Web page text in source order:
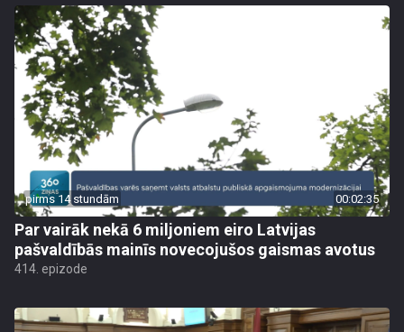
pirms 14 stundām 00:02:35
Par vairāk nekā 6 miljoniem eiro Latvijas
pašvaldībās mainīs novecojušos gaismas avotus
414. epizode